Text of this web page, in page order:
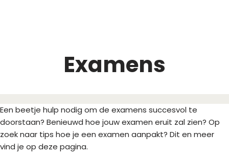
Examens
Een beetje hulp nodig om de examens succesvol te
doorstaan? Benieuwd hoe jouw examen eruit zal zien? Op
zoek naar tips hoe je een examen aanpakt? Dit en meer
vind je op deze pagina.